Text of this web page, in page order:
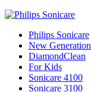
Philips Sonicare
New Generation
DiamondClean
For Kids
Sonicare 4100
Sonicare 3100